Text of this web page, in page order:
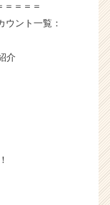
＝＝＝＝
ント一覧：
介